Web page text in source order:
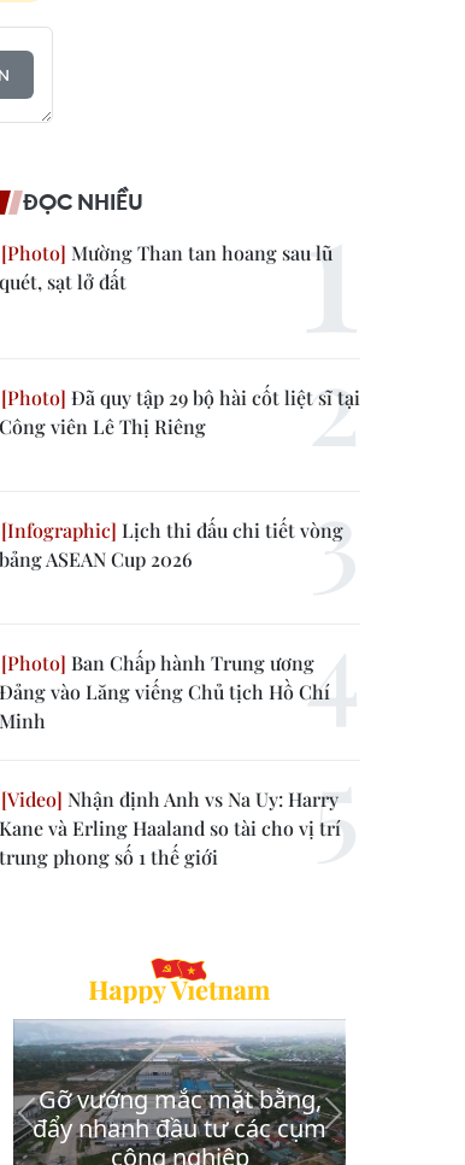
ĐỌC NHIỀU
Mường Than tan hoang sau lũ
quét, sạt lở đất
Đã quy tập 29 bộ hài cốt liệt sĩ tại
Công viên Lê Thị Riêng
Lịch thi đấu chi tiết vòng
bảng ASEAN Cup 2026
Ban Chấp hành Trung ương
Đảng vào Lăng viếng Chủ tịch Hồ Chí
Minh
Nhận định Anh vs Na Uy: Harry
Kane và Erling Haaland so tài cho vị trí
trung phong số 1 thế giới